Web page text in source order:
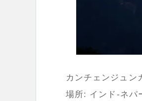
カンチェンジュ
場所: インド-ネパ